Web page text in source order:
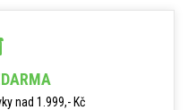
nad 1.999,- Kč